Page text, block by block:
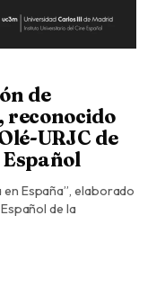
de
reconocido
URJC de
España”, elaborado
de la